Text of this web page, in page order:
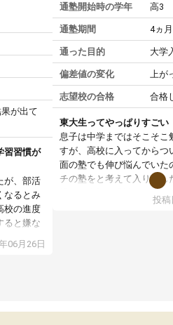
が出て
習習慣が
が、部活
なるとみ
校の進度
ると嫌な
からは
で、親と
06月26日
通塾開始時の学年 高3
通塾期間 4ヵ
通った目的 大学
偏差値の変化 上が
志望校の合格 合格
東大生ってやっぱりすごい
息子は中学まではそこそこ
すが、高校に入ってからつ
面の塾でも伸び悩んでいた
チの塾をと考えて入りまし
望で、当初は模試でD判定
いたのですが、やはり東
投稿